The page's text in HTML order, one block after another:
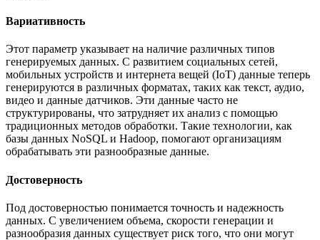
Вариативность
Этот параметр указывает на наличие различных типов
генерируемых данных. С развитием социальных сетей,
мобильных устройств и интернета вещей (IoT) данные теперь
генерируются в различных форматах, таких как текст, аудио,
видео и данные датчиков. Эти данные часто не
структурированы, что затрудняет их анализ с помощью
традиционных методов обработки. Такие технологии, как
базы данных NoSQL и Hadoop, помогают организациям
обрабатывать эти разнообразные данные.
Достоверность
Под достоверностью понимается точность и надежность
данных. С увеличением объема, скорости генерации и
разнообразия данных существует риск того, что они могут